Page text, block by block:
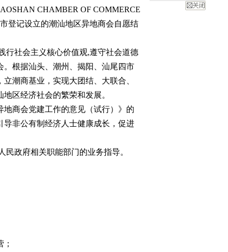
CHAMBER OF COMMERCE
登记设立的潮汕地区异地商会自愿结
行社会主义核心价值观,遵守社会道德
根据汕头、潮州、揭阳、汕尾四市
潮商基业，实现大团结、大联合、
区经济社会的繁荣和发展。
商会党建工作的意见（试行）》的
非公有制经济人士健康成长，促进
政府相关职能部门的业务指导。